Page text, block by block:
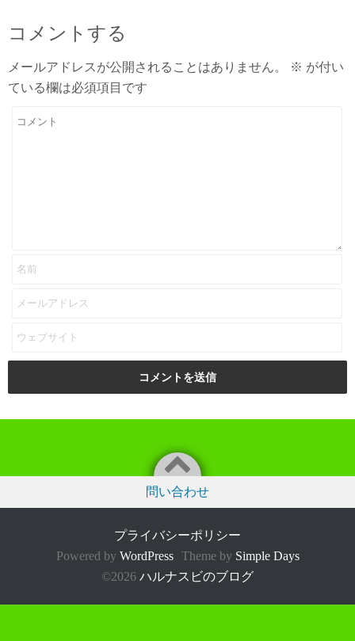
コメントする
メールアドレスが公開されることはありません。 ※ が付い
ている欄は必須項目です
問い合わせ
プライバシーポリシー
Powered by WordPress Theme by Simple Days
©2026 ハルナスビのブログ